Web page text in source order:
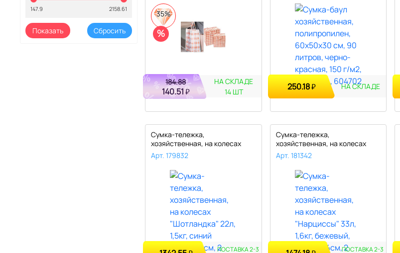
147.9 2158.61
35%
%
184.88
140.51 ₽
НА СКЛАДЕ
14 ШТ
250.18₽ НА СКЛАДЕ
Сумка-тележка,
хозяйственная, на колесах
"Шотландка" 22..
Арт. 179832
ПОСТАВКА 2-3
Сумка-тележка,
хозяйственная, на колесах
"Нарциссы" 33л..
Арт. 181342
ПОСТАВКА 2-3